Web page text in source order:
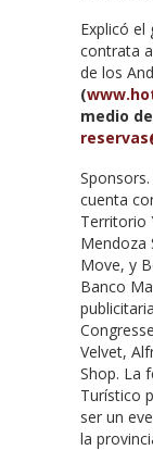
Explicó el
contrata
de los
(
medio de
cuenta
Territorio
Mendoza
Move, y
Banco
Velvet,
Shop. La
Turístico
ser un
la